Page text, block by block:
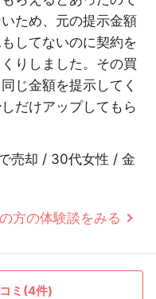
ため、元の提示金額
してないのに契約を
りしました。その買
じ金額を提示してく
だけアップしてもら
売却 / 30代女性 / 金
方の体験談をみる
ミ(4件)